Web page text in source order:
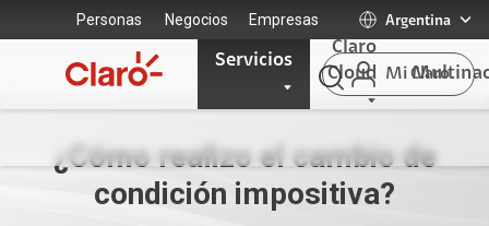
Personas Negocios Empresas Argentina
Servicios
Claro
Cloud Mi Claro
¿Cómo realizo el cambio de
condición impositiva?